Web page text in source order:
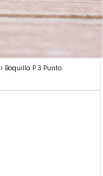
> Boquilla P 3 Punto